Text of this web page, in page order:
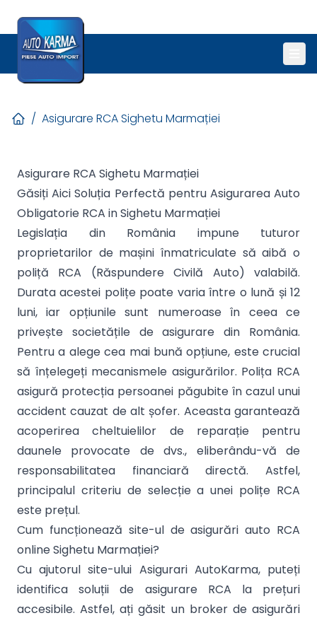
/ Asigurare RCA Sighetu Marmației
Asigurare RCA Sighetu Marmației
Găsiți Aici Soluția Perfectă pentru Asigurarea Auto
Obligatorie RCA in Sighetu Marmației
Legislația din România impune tuturor
proprietarilor de mașini înmatriculate să aibă o
poliță RCA (Răspundere Civilă Auto) valabilă.
Durata acestei polițe poate varia între o lună și 12
luni, iar opțiunile sunt numeroase în ceea ce
privește societățile de asigurare din România.
Pentru a alege cea mai bună opțiune, este crucial
să înțelegeți mecanismele asigurărilor. Polița RCA
asigură protecția persoanei păgubite în cazul unui
accident cauzat de alt șofer. Aceasta garantează
acoperirea cheltuielilor de reparație pentru
daunele provocate de dvs., eliberându-vă de
responsabilitatea financiară directă. Astfel,
principalul criteriu de selecție a unei polițe RCA
este prețul.
Cum funcționează site-ul de asigurări auto RCA
online Sighetu Marmației?
Cu ajutorul site-ului Asigurari AutoKarma, puteți
identifica soluții de asigurare RCA la prețuri
accesibile. Astfel, ați găsit un broker de asigurări